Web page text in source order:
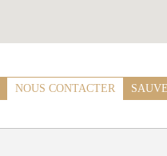
NOUS CONTACTER